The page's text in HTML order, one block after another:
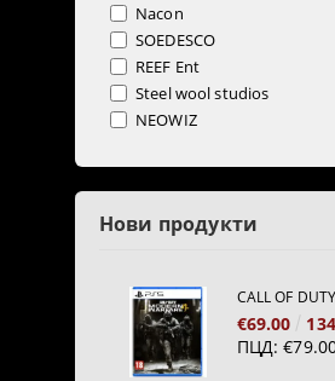
Nacon
SOEDESCO
REEF Ent
Steel wool studios
NEOWIZ
Нови продукти
€69.00
ПЦД: